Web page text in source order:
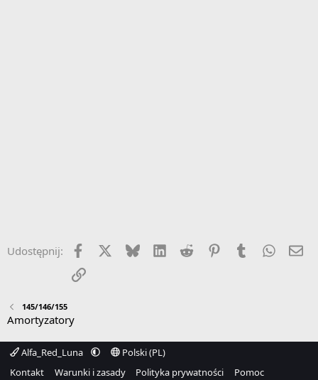
Udostępnij: Facebook Bluesky LinkedInReddit PinterestTumblr
Link
145/146/155
Amortyzatory
Alfa_Red_Luna
Polski (PL)
Kontakt
Warunki i zasady Polityka prywatności
Pomoc